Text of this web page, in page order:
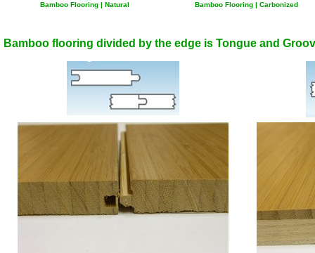
Bamboo Flooring | Natural Bamboo Flooring | Carbonized
Bamboo flooring divided by the edge is Tongue and